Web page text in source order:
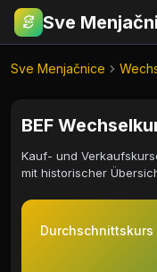
€RSD Sve
Sve Menjačnice
BEF
Kauf- und
mit historischer